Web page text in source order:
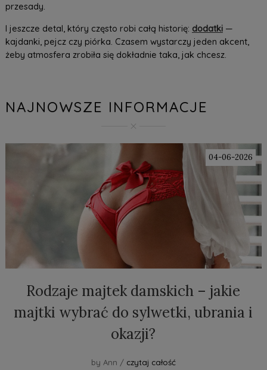
przesady.
I jeszcze detal, który często robi całą historię: dodatki—
kajdanki, pejcz czy piórka. Czasem wystarczy jeden akcent,
żeby atmosfera zrobiła się dokładnie taka, jak chcesz.
NAJNOWSZE INFORMACJE
04-06-2026
Rodzaje majtek damskich – jakie
majtki wybrać do sylwetki, ubrania i
okazji?
by Ann / czytaj całość